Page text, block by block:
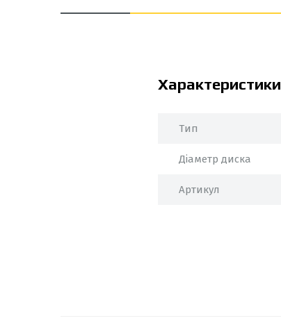
Характеристики
Тип
Діаметр диска
Артикул